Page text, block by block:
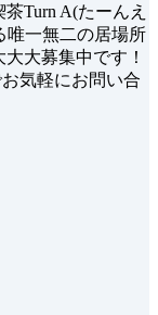
Turn A(たーんえ
唯一無二の居場所
大募集中です！
気軽にお問い合